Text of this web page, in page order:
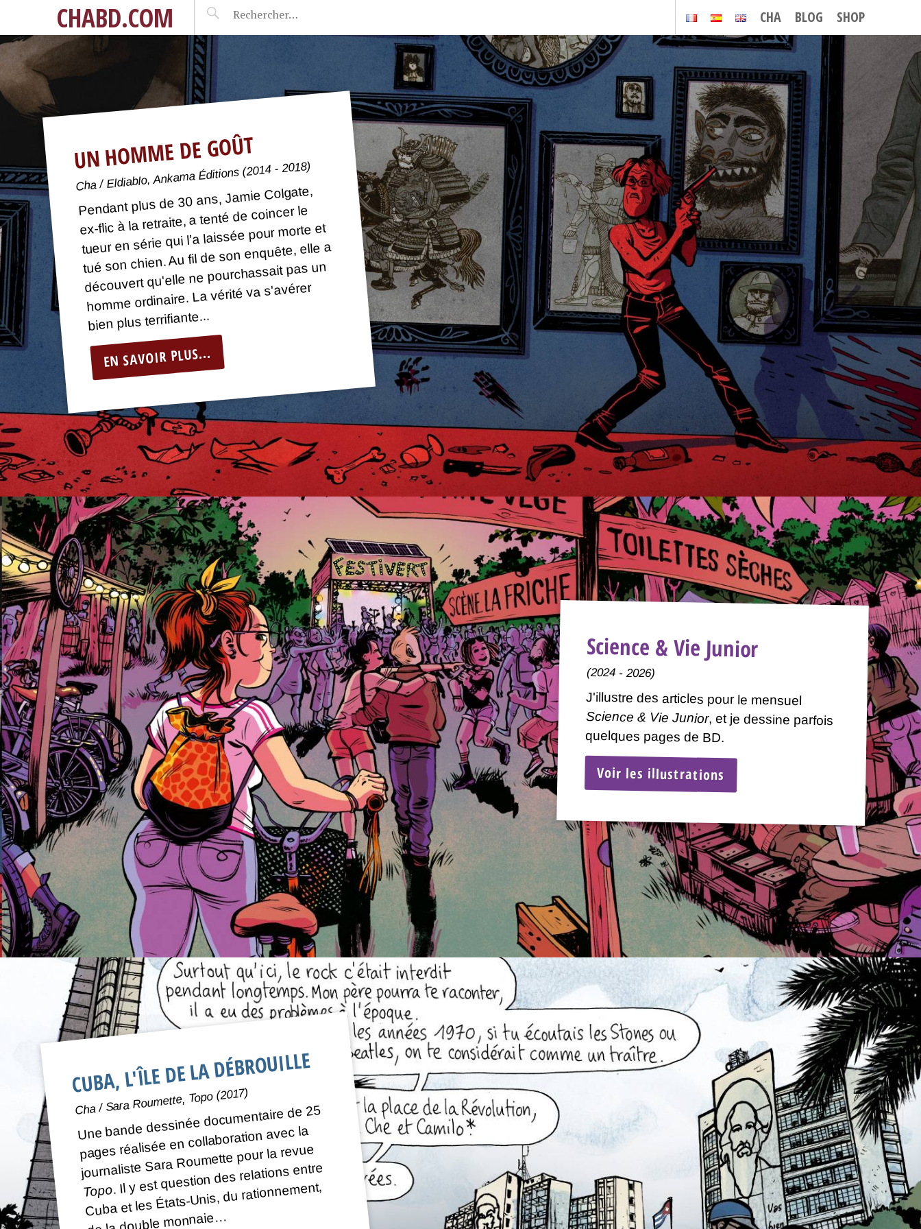
CHABD.COM CHA BLOG SHOP
UN HOMME DE GOÛT
Cha / Eldiablo, Ankama Éditions (2014 - 2018)
Pendant plus de 30 ans, Jamie Colgate,
ex-flic à la retraite, a tenté de coincer le
tueur en série qui l’a laissée pour morte et
tué son chien. Au fil de son enquête, elle a
découvert qu'elle ne pourchassait pas un
homme ordinaire. La vérité va s'avérer
bien plus terrifiante...
EN SAVOIR PLUS...
Science & Vie Junior
(2024 - 2026)
J'illustre des articles pour le mensuel
Science & Vie Junior, et je dessine parfois
quelques pages de BD.
Voir les illustrations
CUBA, L'ÎLE DE LA DÉBROUILLE
Cha / Sara Roumette, Topo (2017)
Une bande dessinée documentaire de 25
pages réalisée en collaboration avec la
journaliste Sara Roumette pour la revue
Topo. Il y est question des relations entre
Cuba et les États-Unis, du rationnement,
de la double monnaie…